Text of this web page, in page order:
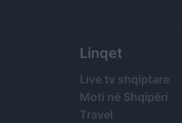
Linqet
Live tv shqiptare
Moti në Shqipëri
Travel